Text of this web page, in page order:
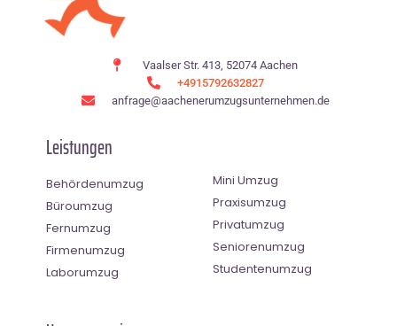
Vaalser Str. 413, 52074 Aachen
+4915792632827
anfrage@aachenerumzugsunternehmen.de
Leistungen
Behördenumzug
Büroumzug
Fernumzug
Firmenumzug
Laborumzug
Mini Umzug
Praxisumzug
Privatumzug
Seniorenumzug
Studentenumzug